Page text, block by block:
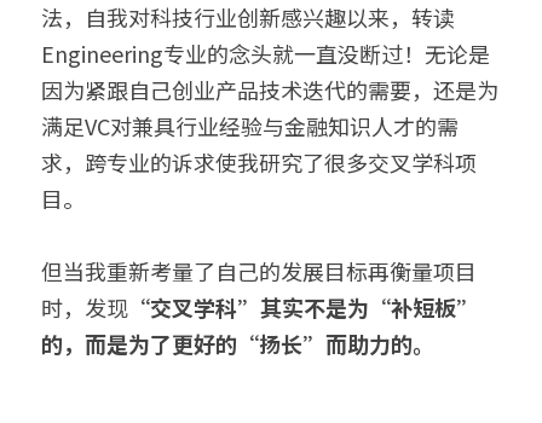
法，自我对科技行业创新感兴趣以来，转读
Engineering专业的念头就一直没断过！无论是
因为紧跟自己创业产品技术迭代的需要，还是为
满足VC对兼具行业经验与金融知识人才的需
求，跨专业的诉求使我研究了很多交叉学科项
目。
但当我重新考量了自己的发展目标再衡量项目
时，发现 “交叉学科”其实不是为“补短板”
的，而是为了更好的“扬长”而助力的。